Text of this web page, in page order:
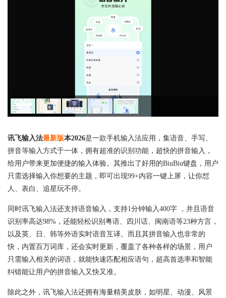
讯飞输入法最新版本2026是一款手机输入法应用，集语音、手写、
拼音等输入方式于一体，拥有超准的识别功能，超快的拼音输入，
给用户带来更加便捷的输入体验。其推出了好用的BiuBiu键盘，用户
只需选择输入你想要的主题，即可出现99+内容一键上屏，让你怼
人、表白、追星玩不停。
同时讯飞输入法还支持语音输入，支持1分钟输入400字 ，并且语音
识别率高达98%，还能轻松识别粤语、四川话、闽南语等23种方言，
以及英、日、韩等外语实时语音互译。而且其拼音输入也非常的
快，内置百万词库，还会实时更新，覆盖了各种各样的场景，用户
只需输入相关的词语，就能快速匹配相应语句，超高首选率和智能
纠错能让用户的拼音输入又快又准。
除此之外，讯飞输入法还拥有海量精美皮肤，如明星、动漫、风景